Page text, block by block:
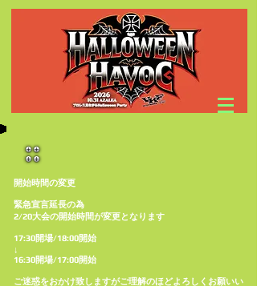
開始時間の変更
緊急宣言延長の為
2/20大会の開始時間が変更となります
17:30開場/18:00開始
↓
16:30開場/17:00開始
​ご迷惑をおかけ致しますがご理解のほどよろしくお願いい